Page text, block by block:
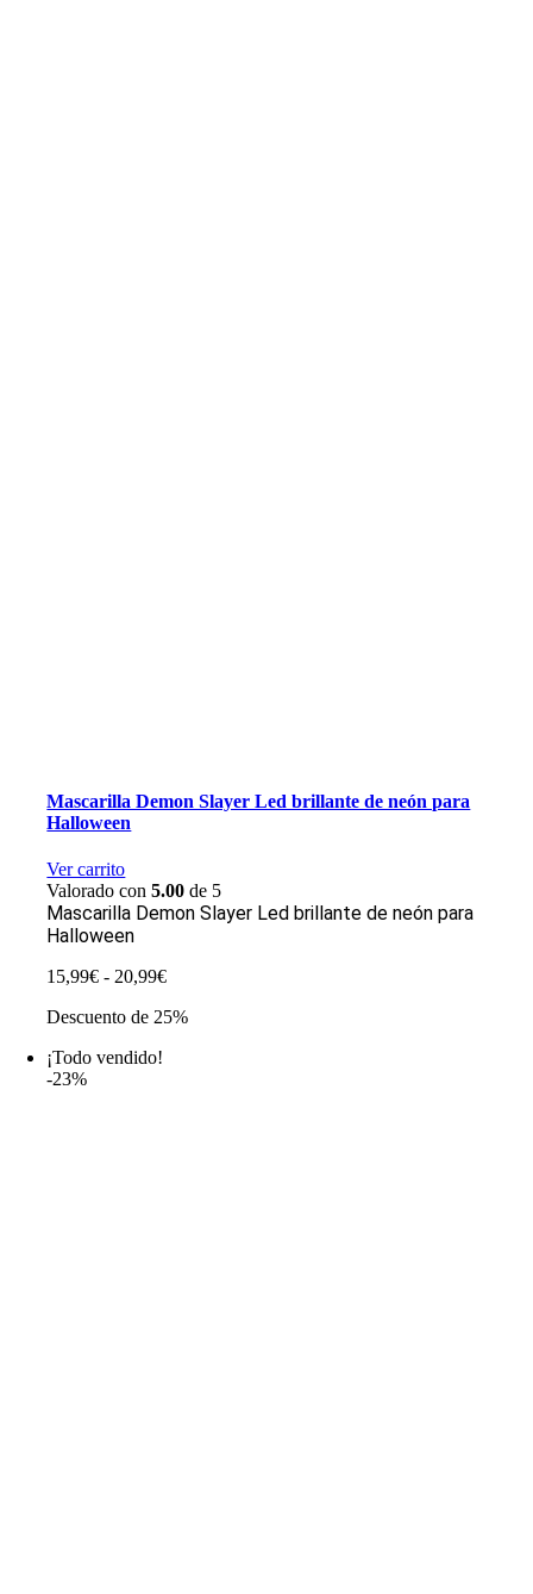
Mascarilla Demon Slayer Led brillante de neón para
Halloween
Ver carrito
Valorado con5.00 de 5
Mascarilla Demon Slayer Led brillante de neón para
Halloween
15,99€ - 20,99€Rango
precios:
Descuento de 25%
¡Todo vendido!
-23%